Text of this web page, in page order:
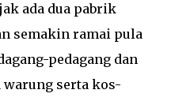
ada dua pabrik
semakin ramai pula
pedagang dan
warung serta kos-